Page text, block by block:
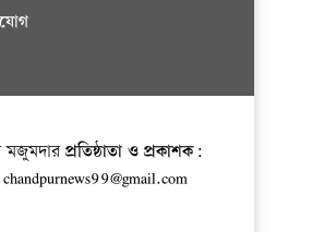
মজুমদারপ্রতিষ্ঠাতা ও প্রকাশক: